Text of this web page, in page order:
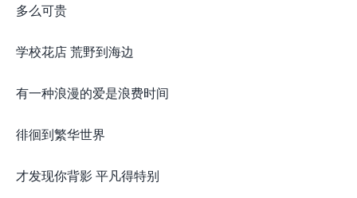
多么可贵
学校花店 荒野到海边
有一种浪漫的爱是浪费时间
徘徊到繁华世界
才发现你背影 平凡得特别